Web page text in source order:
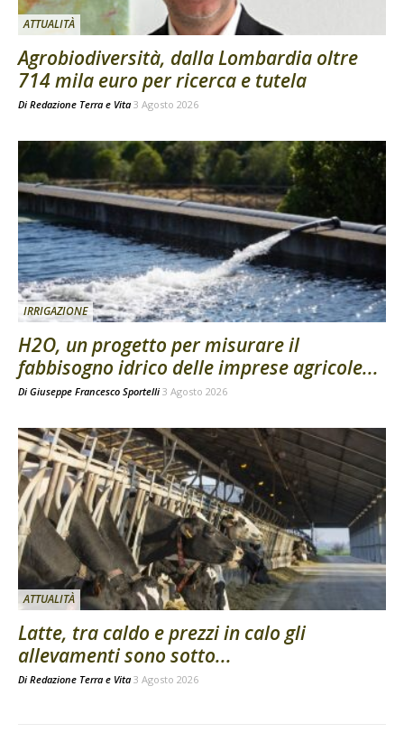
ATTUALITÀ
Agrobiodiversità, dalla Lombardia oltre
714 mila euro per ricerca e tutela
Di Redazione Terra e Vita 3 Agosto 2026
IRRIGAZIONE
H2O, un progetto per misurare il
fabbisogno idrico delle imprese agricole...
Di Giuseppe Francesco Sportelli 3 Agosto 2026
ATTUALITÀ
Latte, tra caldo e prezzi in calo gli
allevamenti sono sotto...
Di Redazione Terra e Vita 3 Agosto 2026